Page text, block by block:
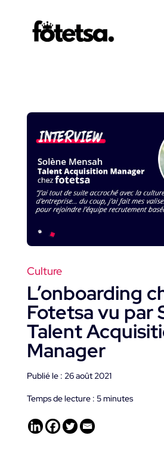
Culture
L’onboarding
Fotetsa vu par
Talent
Manager
Publié le : 26 août 2021
Temps de lecture : 5minutes